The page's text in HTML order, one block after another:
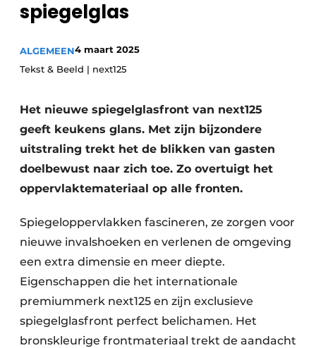
Privacy / Cookie statement
Vacatures
Werkbladen
spiegelglas
ALGEMEEN4 maart 2025
Tekst & Beeld | next125
Het nieuwe spiegelglasfront van next125
geeft keukens glans. Met zijn bijzondere
uitstraling trekt het de blikken van gasten
doelbewust naar zich toe. Zo overtuigt het
oppervlaktemateriaal op alle fronten.
Spiegeloppervlakken fascineren, ze zorgen voor
nieuwe invalshoeken en verlenen de omgeving
een extra dimensie en meer diepte.
Eigenschappen die het internationale
premiummerk next125 en zijn exclusieve
spiegelglasfront perfect belichamen. Het
bronskleurige frontmateriaal trekt de aandacht